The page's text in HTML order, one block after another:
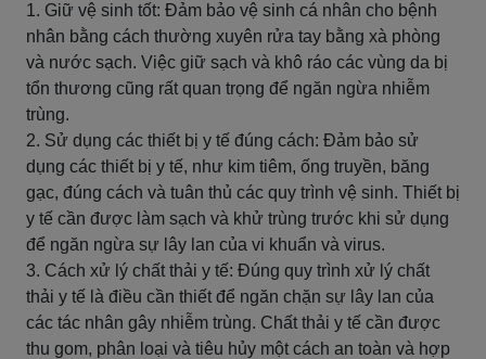
1. Giữ vệ sinh tốt: Đảm bảo vệ sinh cá nhân cho bệnh
nhân bằng cách thường xuyên rửa tay bằng xà phòng
và nước sạch. Việc giữ sạch và khô ráo các vùng da bị
tổn thương cũng rất quan trọng để ngăn ngừa nhiễm
trùng.
2. Sử dụng các thiết bị y tế đúng cách: Đảm bảo sử
dụng các thiết bị y tế, như kim tiêm, ống truyền, băng
gạc, đúng cách và tuân thủ các quy trình vệ sinh. Thiết bị
y tế cần được làm sạch và khử trùng trước khi sử dụng
để ngăn ngừa sự lây lan của vi khuẩn và virus.
3. Cách xử lý chất thải y tế: Đúng quy trình xử lý chất
thải y tế là điều cần thiết để ngăn chặn sự lây lan của
các tác nhân gây nhiễm trùng. Chất thải y tế cần được
thu gom, phân loại và tiêu hủy một cách an toàn và hợp